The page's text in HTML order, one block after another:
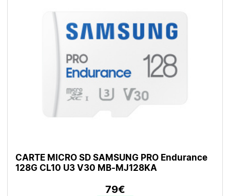
CARTE MICRO SD SAMSUNG PRO Endurance
128G CL10 U3 V30 MB-MJ128KA
79€